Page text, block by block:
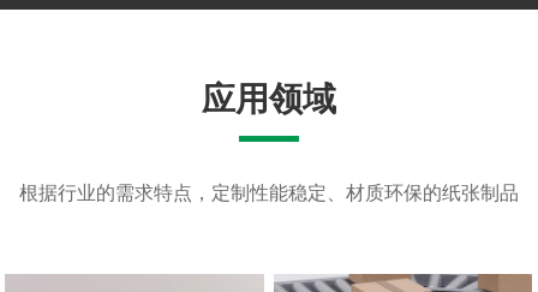
生产设备齐全 值得您信赖
应用领域
根据行业的需求特点，定制性能稳定、材质环保的纸张制品